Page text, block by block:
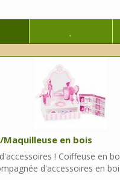
Maquilleuse en bois
! Coiffeuse en
d'accessoires en